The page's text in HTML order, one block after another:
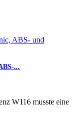
...
W116 musste eine